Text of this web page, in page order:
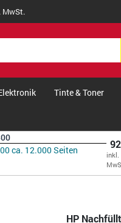
MwSt.
Tinte & Toner
ca. 12.000 Seiten
inkl.
HP